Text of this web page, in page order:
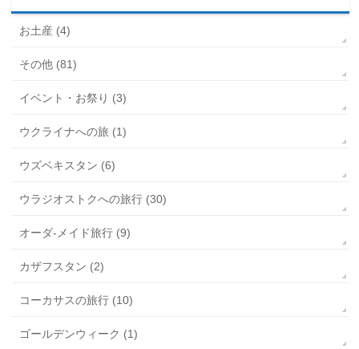
お土産 (4)
その他 (81)
イベント・お祭り (3)
ウクライナへの旅 (1)
ウズベキスタン (6)
ウラジオストクへの旅行 (30)
オーダ-メイド旅行 (9)
カザフスタン (2)
コーカサスの旅行 (10)
ゴールデンウィーク (1)